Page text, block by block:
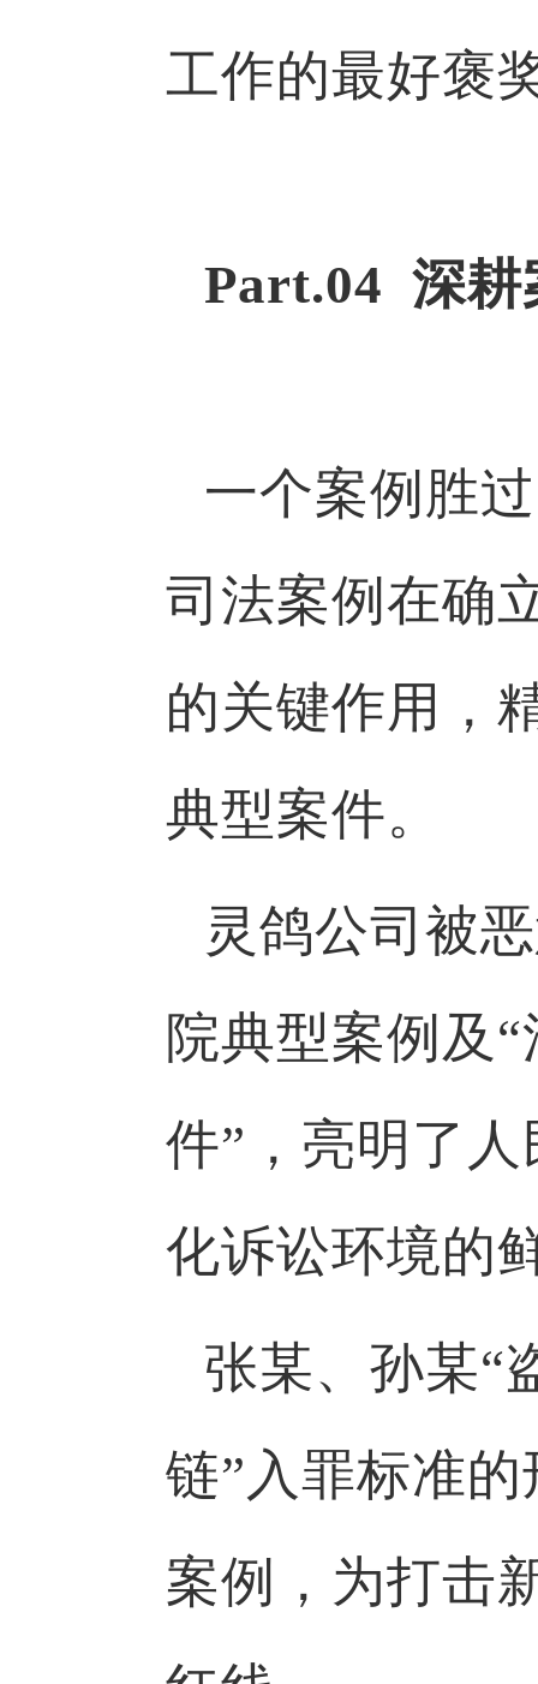
工作的最好褒
Part.04 深耕
一个案例胜
司法案例在确
的关键作用，
典型案件。
灵鸽公司被
院典型案例及
件”，亮明了
化诉讼环境的
张某、孙某“
链”入罪标准
案例，为打击